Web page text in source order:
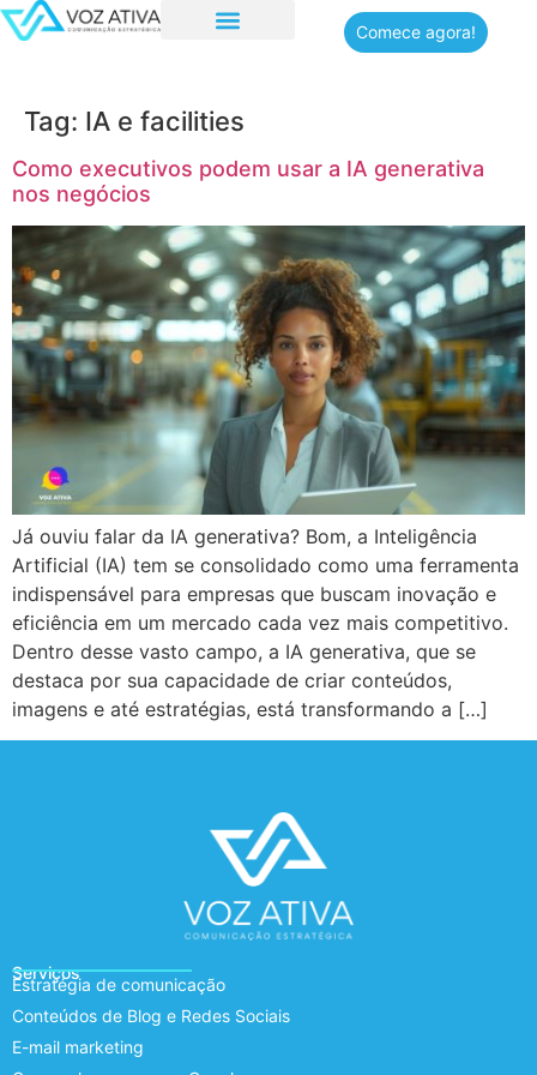
Comece agora!
Tag: IA e facilities
Como executivos podem usar a IA generativa
nos negócios
Já ouviu falar da IA generativa? Bom, a Inteligência
Artificial (IA) tem se consolidado como uma ferramenta
indispensável para empresas que buscam inovação e
eficiência em um mercado cada vez mais competitivo.
Dentro desse vasto campo, a IA generativa, que se
destaca por sua capacidade de criar conteúdos,
imagens e até estratégias, está transformando a […]
Serviços
Estratégia de comunicação
Conteúdos de Blog e Redes Sociais
E-mail marketing